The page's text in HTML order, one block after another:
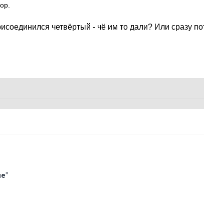
четвёртый - чё им то дали? Или сразу